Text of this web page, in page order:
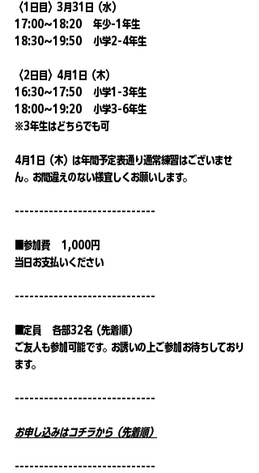
〈1日目〉3月31日（水）
17:00～18:20　年少-1年生
18:30～19:50　小学2-4年生
〈2日目〉4月1日（木）
16:30～17:50　小学1-3年生
18:00～19:20　小学3-6年生
※3年生はどちらでも可
4月1日（木）は年間予定表通り通常練習はございませ
ん。お間違えのない様宜しくお願いします。
-----------------------------
■参加費　1,000円
当日お支払いください
-----------------------------
■定員　各部32名（先着順）
ご友人も参加可能です。お誘いの上ご参加お待ちしており
ます。
-----------------------------
お申し込みはコチラから（先着順）
-----------------------------